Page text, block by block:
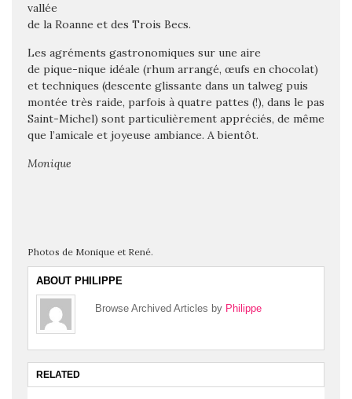
vallée
de la Roanne et des Trois Becs.
Les agréments gastronomiques sur une aire
de pique-nique idéale (rhum arrangé, œufs en chocolat)
et techniques (descente glissante dans un talweg puis
montée très raide, parfois à quatre pattes (!), dans le pas
Saint-Michel) sont particulièrement appréciés, de même
que l’amicale et joyeuse ambiance. A bientôt.
Monique
Photos de Monique et René.
ABOUT PHILIPPE
Browse Archived Articles by Philippe
RELATED